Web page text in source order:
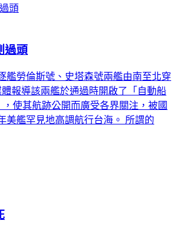
過頭
艦勞倫斯號、史塔森號兩艦由南至北穿
報導該兩艦於通過時開啟了「自動船
使其航跡公開而廣受各界關注，被國
美艦罕見地高調航行台海。 所謂的